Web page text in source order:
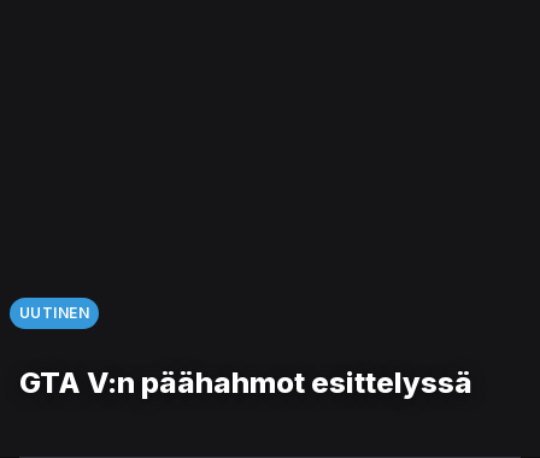
UUTINEN
GTA V:n päähahmot esittelyssä